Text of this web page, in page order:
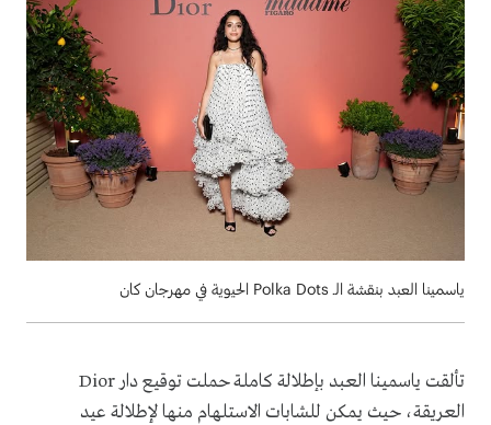
ياسمينا العبد بنقشة الـ Polka Dots الحيوية في مهرجان كان
تألقت ياسمينا العبد بإطلالة كاملة حملت توقيع دار Dior
العريقة، حيث يمكن للشابات الاستلهام منها لإطلالة عيد